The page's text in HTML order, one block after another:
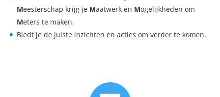
Meesterschap krijg je Maatwerk en Mogelijkheden om
Meters te maken.
Biedt je de juiste inzichten en acties om verder te komen.